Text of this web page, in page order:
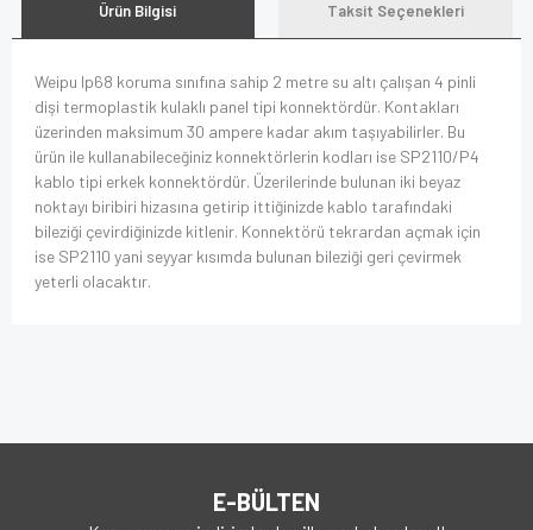
Ürün Bilgisi Taksit Seçenekleri
Weipu Ip68 koruma sınıfına sahip 2 metre su altı çalışan 4 pinli
dişi termoplastik kulaklı panel tipi konnektördür. Kontakları
üzerinden maksimum 30 ampere kadar akım taşıyabilirler. Bu
ürün ile kullanabileceğiniz konnektörlerin kodları ise SP2110/P4
kablo tipi erkek konnektördür. Üzerilerinde bulunan iki beyaz
noktayı biribiri hizasına getirip ittiğinizde kablo tarafındaki
bileziği çevirdiğinizde kitlenir. Konnektörü tekrardan açmak için
ise SP2110 yani seyyar kısımda bulunan bileziği geri çevirmek
yeterli olacaktır.
E-BÜLTEN